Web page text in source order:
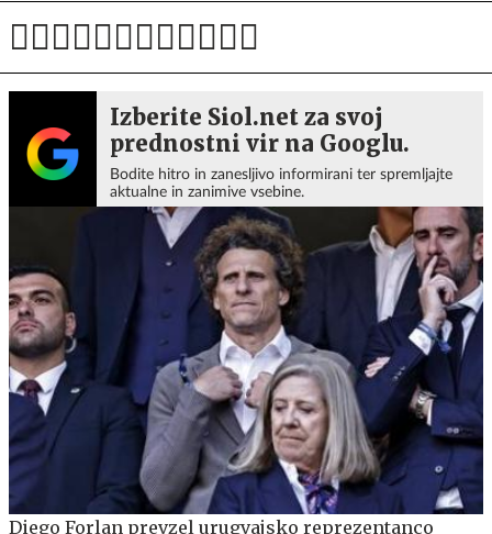
Izberite Siol.net za svoj
prednostni vir na Googlu.
Bodite hitro in zanesljivo informirani ter spremljajte
aktualne in zanimive vsebine.
Diego Forlan prevzel urugvajsko reprezentanco